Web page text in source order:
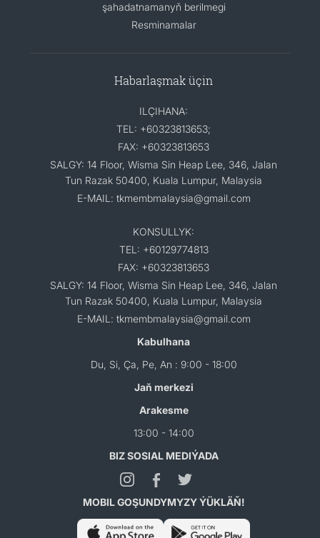
şahadatnamanyň berilmegi
Resminamalar
Habarlaşmak üçin
ILÇIHANA:
TEL: +60323813653;
FAX: +60323813653
SALGY: 14 Floor, Wisma Sin Heap Lee, 346, Jalan
Tun Razak 50400, Kuala Lumpur, Malaysia
E-MAIL: tkmembmalaysia@gmail.com
KONSULLYK:
TEL: +60129774813
FAX: +60323813653
SALGY: 14 Floor, Wisma Sin Heap Lee, 346, Jalan
Tun Razak 50400, Kuala Lumpur, Malaysia
E-MAIL: tkmembmalaysia@gmail.com
Kabulhana
Du, Si, Ça, Pe, An : 9:00 - 18:00
Jaň merkezi
Arakesme
13:00 - 14:00
BIZ SOSIAL MEDIÝADA
MOBIL GOŞUNDYMYZY ÝÜKLÄŇ!